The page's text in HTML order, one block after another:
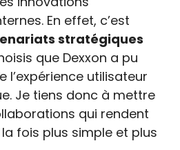
En effet, c’est
stratégiques
que Dexxon a pu
l’expérience utilisateur
Je tiens donc à mettre
qui rendent
fois plus simple et plus